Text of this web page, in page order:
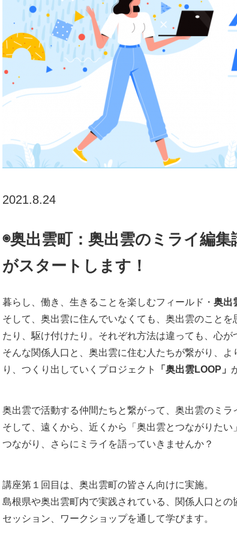
2021.8.24
◉奥出雲町：奥出雲のミライ編集
がスタートします！
暮らし、働き、生きることを楽しむフィールド・ 奥出
そして、奥出雲に住んでいなくても、奥出雲のこと
たり、駆け付けたり。それぞれ方法は違っても、心が
そんな関係人口と、奥出雲に住む人たちが繋がり、
り、つくり出していくプロジェクト
「奥出雲LOOP」
奥出雲で活動する仲間たちと繋がって、奥出雲のミラ
そして、遠くから、近くから「奥出雲とつながりた
つながり、さらにミライを語っていきませんか？
講座第１回目は、奥出雲町の皆さん向けに実施。
島根県や奥出雲町内で実践されている、関係人口との
セッション、ワークショップを通して学びます。